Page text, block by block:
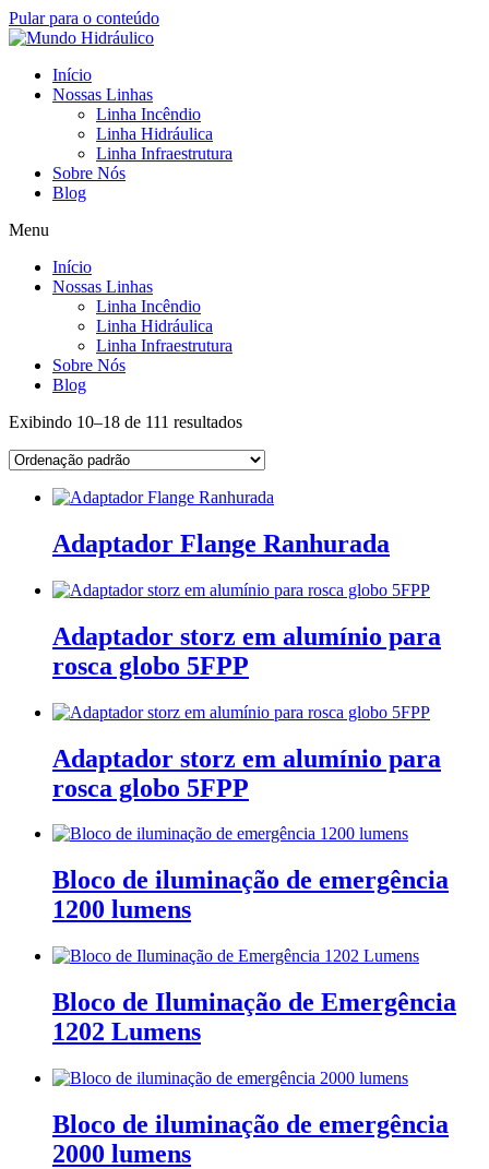
Pular para o conteúdo
Início
Nossas Linhas
Linha Incêndio
Linha Hidráulica
Linha Infraestrutura
Sobre Nós
Blog
Menu
Início
Nossas Linhas
Linha Incêndio
Linha Hidráulica
Linha Infraestrutura
Sobre Nós
Blog
Exibindo 10–18 de 111 resultados
Adaptador Flange Ranhurada
Adaptador storz em alumínio para
rosca globo 5FPP
Adaptador storz em alumínio para
rosca globo 5FPP
Bloco de iluminação de emergência
1200 lumens
Bloco de Iluminação de Emergência
1202 Lumens
Bloco de iluminação de emergência
2000 lumens